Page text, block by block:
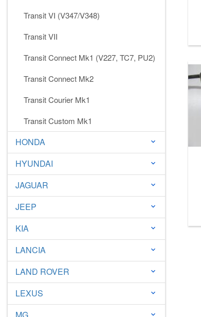
Transit VI (V347/V348)
Transit VII
Transit Connect Mk1 (V227, TC7, PU2)
Transit Connect Mk2
Transit Courier Mk1
Transit Custom Mk1
HONDA keyboard_arrow_down
HYUNDAI keyboard_arrow_down
JAGUAR keyboard_arrow_down
JEEP keyboard_arrow_down
KIA keyboard_arrow_down
LANCIA keyboard_arrow_down
LAND ROVER keyboard_arrow_down
LEXUS keyboard_arrow_down
keyboard_arrow_down